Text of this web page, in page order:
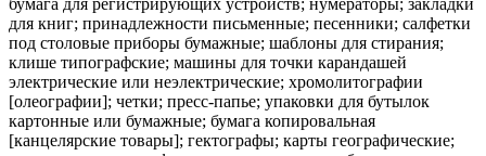
для книг; принадлежности письменные; песенники; салфетки
под столовые приборы бумажные; шаблоны для стирания;
клише типографские; машины для точки карандашей
электрические или неэлектрические; хромолитографии
[олеографии]; четки; пресс-папье; упаковки для бутылок
картонные или бумажные; бумага копировальная
[канцелярские товары]; гектографы; карты географические;